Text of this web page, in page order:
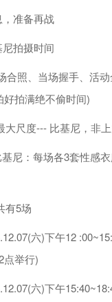
准备再战
拍摄时间
合照、当场握手、活
拍满绝不偷时间)
大尺度--- 比基尼，非
尼：每场各3套性感
有5场
六)下午12
点举行)
六)下午